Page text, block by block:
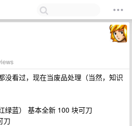
没看过，现在当废品处理（当然，知识
绿蓝） 基本全新 100 块可刀
刀